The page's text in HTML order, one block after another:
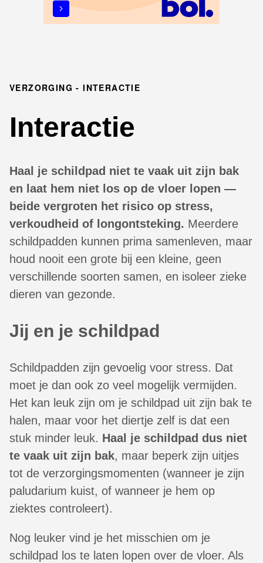
VERZORGING - INTERACTIE
Interactie
Haal je schildpad niet te vaak uit zijn bak
en laat hem niet los op de vloer lopen —
beide vergroten het risico op stress,
verkoudheid of longontsteking. Meerdere
schildpadden kunnen prima samenleven, maar
houd nooit een grote bij een kleine, geen
verschillende soorten samen, en isoleer zieke
dieren van gezonde.
Jij en je schildpad
Schildpadden zijn gevoelig voor stress. Dat
moet je dan ook zo veel mogelijk vermijden.
Het kan leuk zijn om je schildpad uit zijn bak te
halen, maar voor het diertje zelf is dat een
stuk minder leuk. Haal je schildpad dus niet
te vaak uit zijn bak, maar beperk zijn uitjes
tot de verzorgingsmomenten (wanneer je zijn
paludarium kuist, of wanneer je hem op
ziektes controleert).
Nog leuker vind je het misschien om je
schildpad los te laten lopen over de vloer. Als